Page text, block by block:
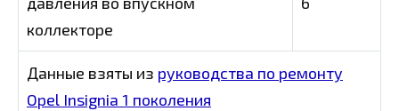
коллекторе
Данные взяты из руководства по ремонту
Opel Insignia 1 поколения